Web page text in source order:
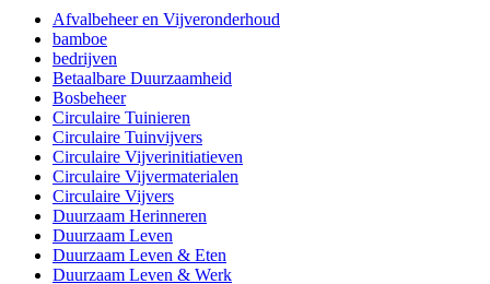
Afvalbeheer en Vijveronderhoud
bamboe
bedrijven
Betaalbare Duurzaamheid
Bosbeheer
Circulaire Tuinieren
Circulaire Tuinvijvers
Circulaire Vijverinitiatieven
Circulaire Vijvermaterialen
Circulaire Vijvers
Duurzaam Herinneren
Duurzaam Leven
Duurzaam Leven & Eten
Duurzaam Leven & Werk